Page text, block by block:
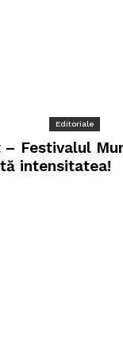
Editoriale
– Festivalul
intensitatea!